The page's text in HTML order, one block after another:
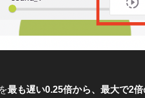
最も遅い0.25倍から、最大で2